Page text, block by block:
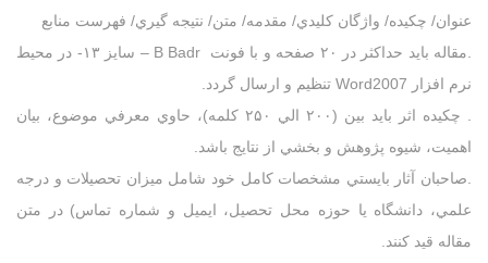
عنوان/ چکيده/ واژگان کليدي/ مقدمه/ متن/ نتيجه گيري/ فهرست منابع
.مقاله بايد حداکثر در ۲۰ صفحه و با فونت B Badr – سایز ۱۳- در محيط
نرم افزار Word2007 تنظيم و ارسال گردد.
. چکيده اثر بايد بين (۲۰۰ الي ۲۵۰ کلمه)، حاوي معرفي موضوع، بيان
اهميت، شيوه پژوهش و بخشي از نتايج باشد.
.صاحبان آثار بايستي مشخصات کامل خود شامل ميزان تحصيلات و درجه
علمي، دانشگاه يا حوزه محل تحصيل، ايميل و شماره تماس) در متن
مقاله قيد کنند.